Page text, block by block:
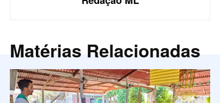
Matérias Relacionadas